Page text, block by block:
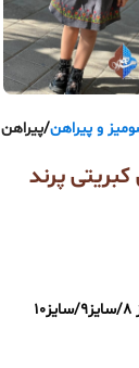
و پیراهن پیراهن
پرند